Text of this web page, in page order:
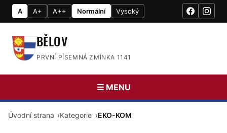
A A+ A++ Normální Vysoký
BĚLOV
PRVNÍ PÍSEMNÁ ZMÍNKA 1141
☰ MENU
Úvodní strana Kategorie EKO-KOM